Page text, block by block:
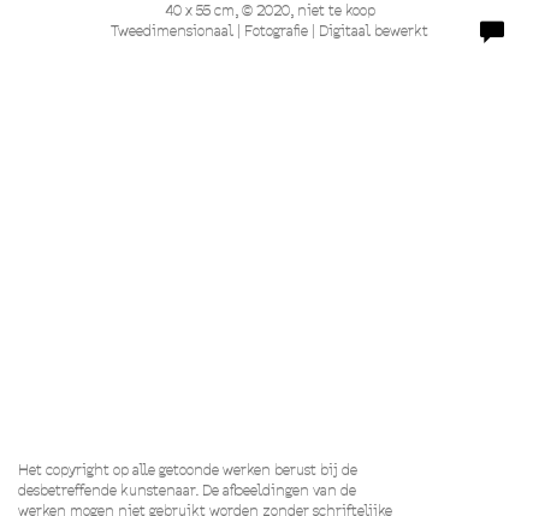
40 x 55 cm, © 2020, niet te koop
Tweedimensionaal | Fotografie | Digitaal bewerkt
Het copyright op alle getoonde werken berust bij de
desbetreffende kunstenaar. De afbeeldingen van de
werken mogen niet gebruikt worden zonder schriftelijke